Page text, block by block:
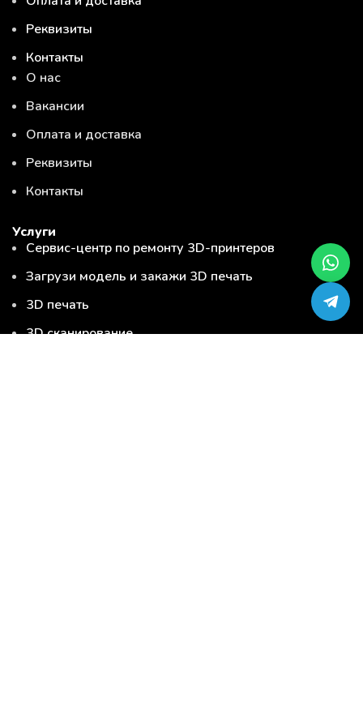
Реквизиты
Контакты
О нас
Вакансии
Оплата и доставка
Реквизиты
Контакты
Услуги
Сервис-центр по ремонту 3D-принтеров
Загрузи модель и закажи 3D печать
3D печать
3D сканирование